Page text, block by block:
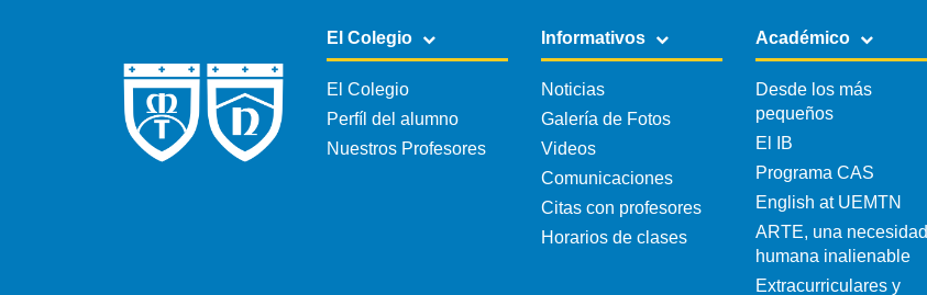
El Colegio
El Colegio
Perfíl del alumno
Nuestros Profesores
Informativos
Noticias
Galería de Fotos
Videos
Comunicaciones
Citas con profesores
Horarios de clases
Académico
Desde los más
pequeños
El IB
Programa CAS
English at UEMTN
ARTE, una necesidad
humana inalienable
Extracurriculares y